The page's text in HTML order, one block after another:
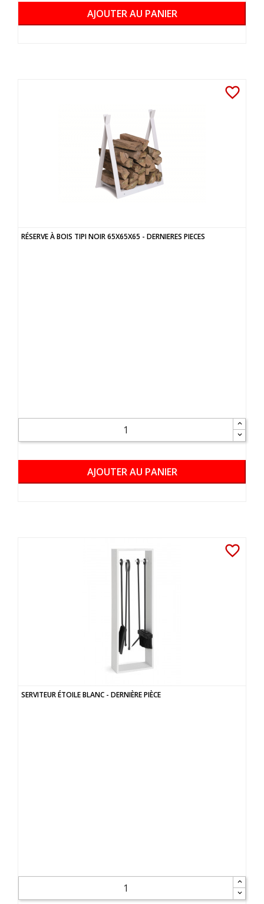
AJOUTER AU PANIER
RÉSERVE À BOIS TIPI NOIR 65X65X65 - DERNIERES PIECES
favorite_border
AJOUTER AU PANIER
SERVITEUR ÉTOILE BLANC - DERNIÈRE PIÈCE
favorite_border